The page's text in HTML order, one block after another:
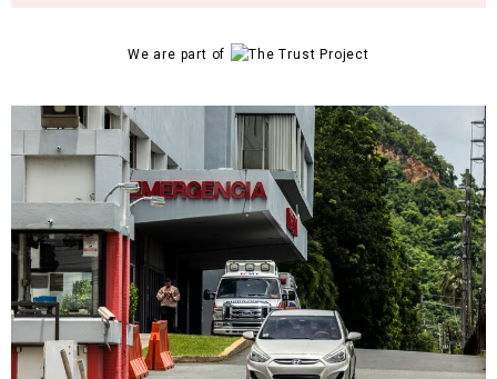
We are part of